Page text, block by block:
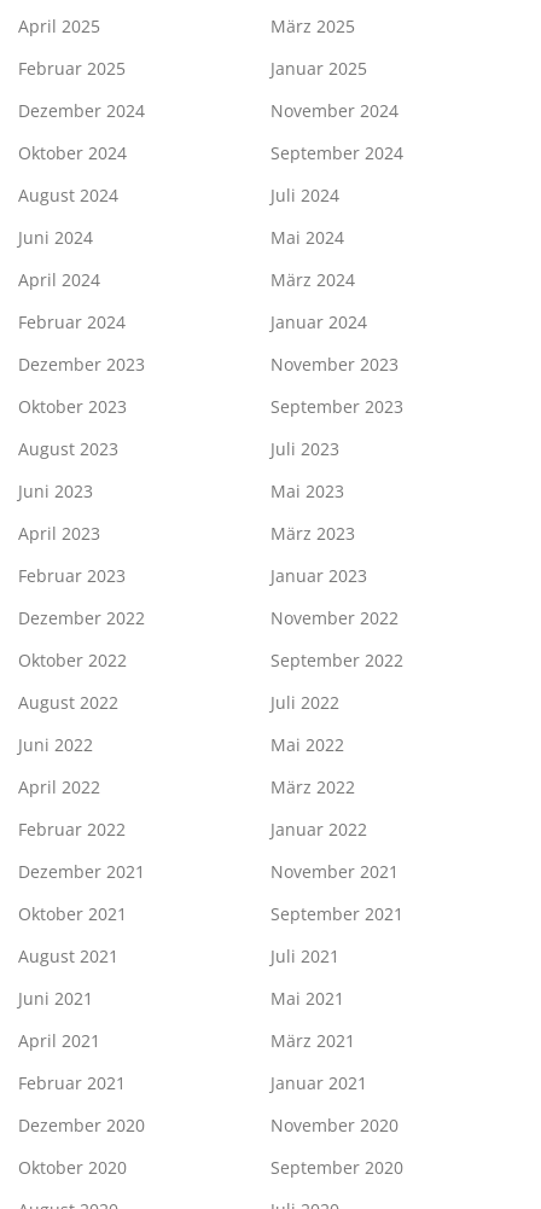
April 2025
März 2025
Februar 2025
Januar 2025
Dezember 2024
November 2024
Oktober 2024
September 2024
August 2024
Juli 2024
Juni 2024
Mai 2024
April 2024
März 2024
Februar 2024
Januar 2024
Dezember 2023
November 2023
Oktober 2023
September 2023
August 2023
Juli 2023
Juni 2023
Mai 2023
April 2023
März 2023
Februar 2023
Januar 2023
Dezember 2022
November 2022
Oktober 2022
September 2022
August 2022
Juli 2022
Juni 2022
Mai 2022
April 2022
März 2022
Februar 2022
Januar 2022
Dezember 2021
November 2021
Oktober 2021
September 2021
August 2021
Juli 2021
Juni 2021
Mai 2021
April 2021
März 2021
Februar 2021
Januar 2021
Dezember 2020
November 2020
Oktober 2020
September 2020